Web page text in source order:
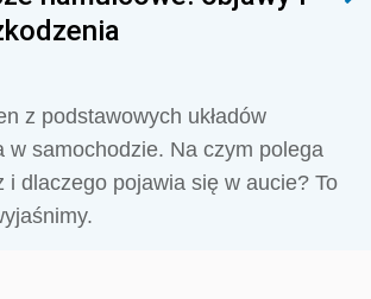
z podstawowych układów
w samochodzie. Na czym polega
i dlaczego pojawia się w aucie? To